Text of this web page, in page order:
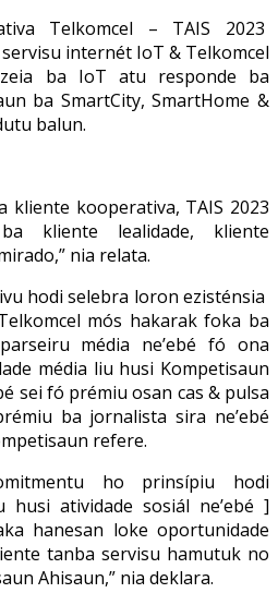
Telkomcel – TAIS 2023
internét IoT & Telkomcel
ba IoT atu responde ba
ba SmartCity, SmartHome &
balun.
kliente kooperativa, TAIS 2023
kliente lealidade, kliente
nia relata.
hodi selebra loron ezisténsia
mós hakarak foka ba
média ne’ebé fó ona
média liu husi Kompetisaun
sei fó prémiu osan cas & pulsa
ba jornalista sira ne’ebé
refere.
ho prinsípiu hodi
atividade sosiál ne’ebé ]
hanesan loke oportunidade
tanba servisu hamutuk no
Ahisaun,” nia deklara.